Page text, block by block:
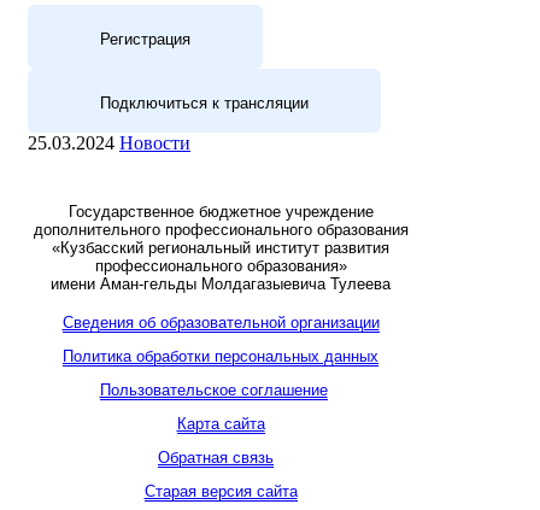
Регистрация
Подключиться к трансляции
25.03.2024 Новости
Государственное бюджетное учреждение
дополнительного профессионального образования
«Кузбасский региональный институт развития
профессионального образования»
имени Аман-гельды Молдагазыевича Тулеева
Сведения об образовательной организации
Политика обработки персональных данных
Пользовательское соглашение
Карта сайта
Обратная связь
Старая версия сайта